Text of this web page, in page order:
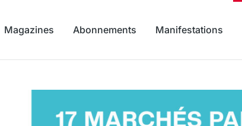
Magazines Abonnements Manifestations